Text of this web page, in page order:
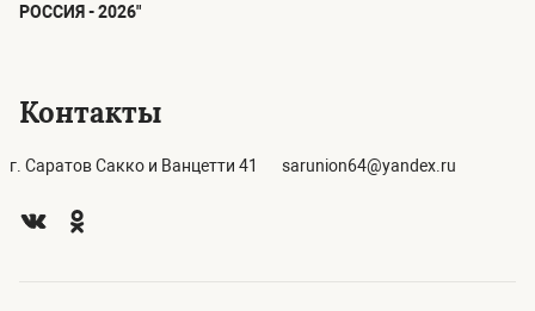
РОССИЯ - 2026"
Контакты
г. Саратов Сакко и Ванцетти 41 sarunion64@yandex.ru